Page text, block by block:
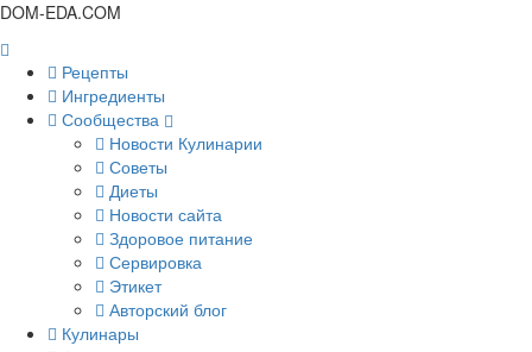
DOM-EDA.COM
Рецепты
Ингредиенты
Сообщества
Новости Кулинарии
Советы
Диеты
Новости сайта
Здоровое питание
Сервировка
Этикет
Авторский блог
Кулинары